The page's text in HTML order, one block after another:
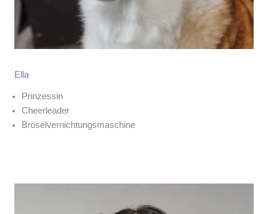
Ella
Prinzessin
Cheerleader
Bröselvernichtungsmaschine